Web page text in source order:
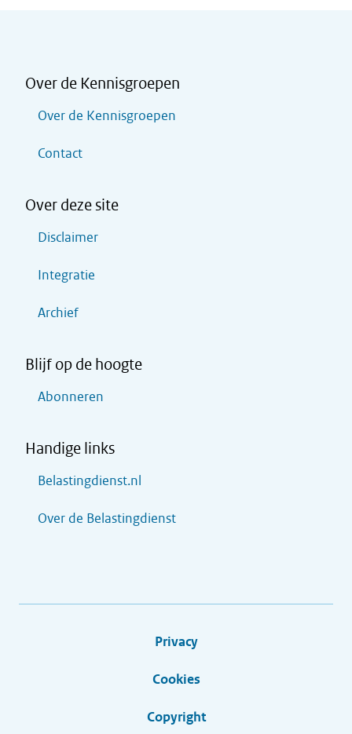
Over de Kennisgroepen
Over de Kennisgroepen
Contact
Over deze site
Disclaimer
Integratie
Archief
Blijf op de hoogte
Abonneren
Handige links
Belastingdienst.nl
Over de Belastingdienst
Privacy
Cookies
Copyright